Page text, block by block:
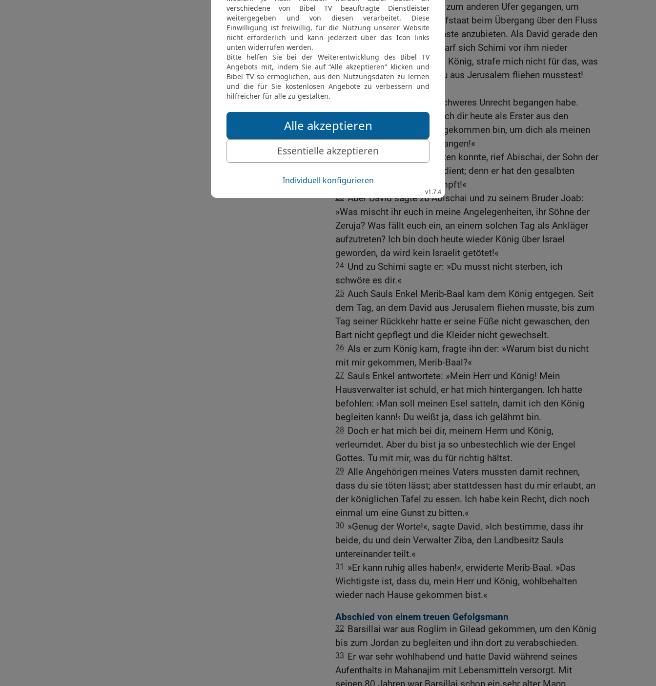
19 und waren über die Furt zum anderen Ufer gegangen, um
dem König und seinem Hofstaat beim Übergang über den Fluss
zu helfen und ihm ihre Dienste anzubieten. Als David gerade den
Fluss überqueren wollte, warf sich Schimi vor ihm nieder
20 und bat: »Mein Herr und König, strafe mich nicht für das, was
ich dir angetan habe, als du aus Jerusalem fliehen musstest!
Trage es mir nicht nach!
Ich weiß, dass ich ein schweres Unrecht begangen habe.
Halte es mir zugute, dass ich dir heute als Erster aus den
Josefsstämmen entgegengekommen bin, um dich als meinen
königlichen Herrn zu empfangen!«
22 Bevor der König antworten konnte, rief Abischai, der Sohn der
Zeruja: »Er hat den Tod verdient; denn er hat den gesalbten
König des HERRN beschimpft!«
23 Aber David sagte zu Abischai und zu seinem Bruder Joab:
»Was mischt ihr euch in meine Angelegenheiten, ihr Söhne der
Zeruja? Was fällt euch ein, an einem solchen Tag als Ankläger
aufzutreten? Ich bin doch heute wieder König über Israel
geworden, da wird kein Israelit getötet!«
24 Und zu Schimi sagte er: »Du musst nicht sterben, ich
schwöre es dir.«
25 Auch Sauls Enkel Merib-Baal kam dem König entgegen. Seit
dem Tag, an dem David aus Jerusalem fliehen musste, bis zum
Tag seiner Rückkehr hatte er seine Füße nicht gewaschen, den
Bart nicht gepflegt und die Kleider nicht gewechselt.
26 Als er zum König kam, fragte ihn der: »Warum bist du nicht
mit mir gekommen, Merib-Baal?«
27 Sauls Enkel antwortete: »Mein Herr und König! Mein
Hausverwalter ist schuld, er hat mich hintergangen. Ich hatte
befohlen: ›Man soll meinen Esel satteln, damit ich den König
begleiten kann!‹ Du weißt ja, dass ich gelähmt bin.
28 Doch er hat mich bei dir, meinem Herrn und König,
verleumdet. Aber du bist ja so unbestechlich wie der Engel
Gottes. Tu mit mir, was du für richtig hältst.
29 Alle Angehörigen meines Vaters mussten damit rechnen,
dass du sie töten lässt; aber stattdessen hast du mir erlaubt, an
der königlichen Tafel zu essen. Ich habe kein Recht, dich noch
einmal um eine Gunst zu bitten.«
30 »Genug der Worte!«, sagte David. »Ich bestimme, dass ihr
beide, du und dein Verwalter Ziba, den Landbesitz Sauls
untereinander teilt.«
31 »Er kann ruhig alles haben!«, erwiderte Merib-Baal. »Das
Wichtigste ist, dass du, mein Herr und König, wohlbehalten
wieder nach Hause gekommen bist.«
Abschied von einem treuen Gefolgsmann
32 Barsillai war aus Roglim in Gilead gekommen, um den König
bis zum Jordan zu begleiten und ihn dort zu verabschieden.
33 Er war sehr wohlhabend und hatte David während seines
Aufenthalts in Mahanajim mit Lebensmitteln versorgt. Mit
seinen 80 Jahren war Barsillai schon ein sehr alter Mann.